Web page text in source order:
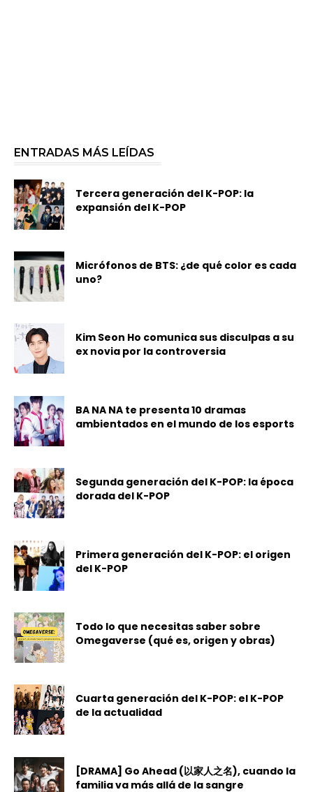
ENTRADAS MÁS LEÍDAS
Tercera generación del K-POP: la
expansión del K-POP
Micrófonos de BTS: ¿de qué color es cada
uno?
Kim Seon Ho comunica sus disculpas a su
ex novia por la controversia
BA NA NA te presenta 10 dramas
ambientados en el mundo de los esports
Segunda generación del K-POP: la época
dorada del K-POP
Primera generación del K-POP: el origen
del K-POP
Todo lo que necesitas saber sobre
Omegaverse (qué es, origen y obras)
Cuarta generación del K-POP: el K-POP
de la actualidad
[DRAMA] Go Ahead (以家人之名), cuando la
familia va más allá de la sangre